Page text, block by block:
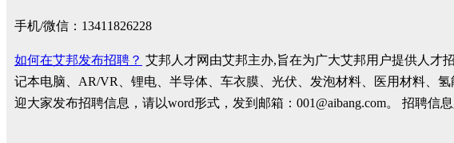
手机/微信：13411826228
如何在艾邦发布招聘？ 艾邦人才网由艾邦主办,旨在为广大艾邦用户提供人才
记本电脑、AR/VR、锂电、半导体、车衣膜、光伏、发泡材料、医用材料、
迎大家发布招聘信息，请以word形式，发到邮箱：001@aibang.com。 招聘